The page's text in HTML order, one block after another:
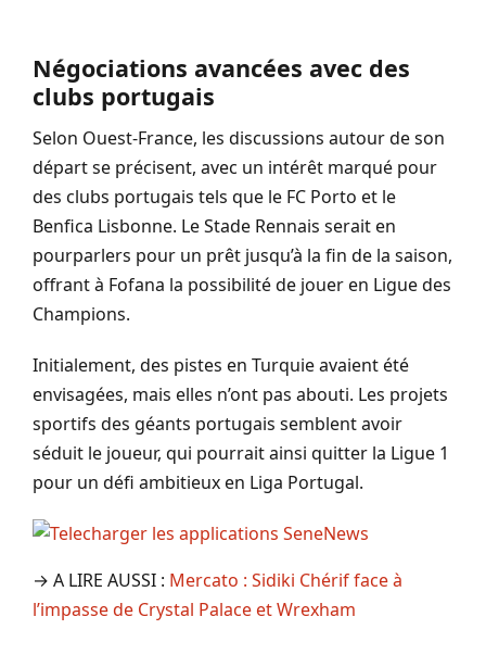
Négociations avancées avec des
clubs portugais
Selon Ouest-France, les discussions autour de son
départ se précisent, avec un intérêt marqué pour
des clubs portugais tels que le FC Porto et le
Benfica Lisbonne. Le Stade Rennais serait en
pourparlers pour un prêt jusqu’à la fin de la saison,
offrant à Fofana la possibilité de jouer en Ligue des
Champions.
Initialement, des pistes en Turquie avaient été
envisagées, mais elles n’ont pas abouti. Les projets
sportifs des géants portugais semblent avoir
séduit le joueur, qui pourrait ainsi quitter la Ligue 1
pour un défi ambitieux en Liga Portugal.
→ A LIRE AUSSI : Mercato : Sidiki Chérif face à
l’impasse de Crystal Palace et Wrexham